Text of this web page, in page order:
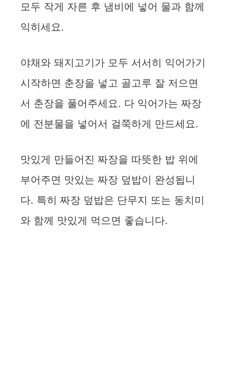
d
o
모두 작게 자른 후 냄비에 넣어 물과 함께
익히세요.
야채와 돼지고기가 모두 서서히 익어가기
시작하면 춘장을 넣고 골고루 잘 저으면
서 춘장을 풀어주세요. 다 익어가는 짜장
에 전분물을 넣어서 걸쭉하게 만드세요.
맛있게 만들어진 짜장을 따뜻한 밥 위에
부어주면 맛있는 짜장 덮밥이 완성됩니
다. 특히 짜장 덮밥은 단무지 또는 동치미
와 함께 맛있게 먹으면 좋습니다.